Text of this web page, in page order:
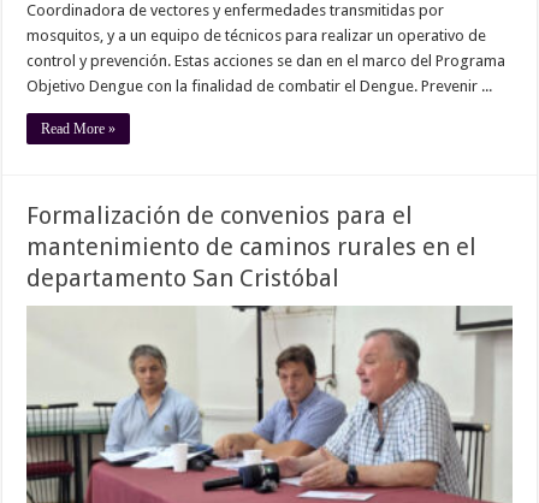
Coordinadora de vectores y enfermedades transmitidas por
mosquitos, y a un equipo de técnicos para realizar un operativo de
control y prevención. Estas acciones se dan en el marco del Programa
Objetivo Dengue con la finalidad de combatir el Dengue. Prevenir ...
Read More »
Formalización de convenios para el
mantenimiento de caminos rurales en el
departamento San Cristóbal